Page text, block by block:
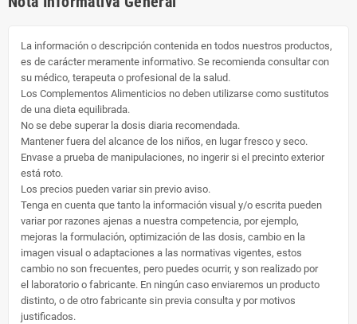
La información o descripción contenida en todos nuestros productos,
es de carácter meramente informativo. Se recomienda consultar con
su médico, terapeuta o profesional de la salud.
Los Complementos Alimenticios no deben utilizarse como sustitutos
de una dieta equilibrada.
No se debe superar la dosis diaria recomendada.
Mantener fuera del alcance de los niños, en lugar fresco y seco.
Envase a prueba de manipulaciones, no ingerir si el precinto exterior
está roto.
Los precios pueden variar sin previo aviso.
Tenga en cuenta que tanto la información visual y/o escrita pueden
variar por razones ajenas a nuestra competencia, por ejemplo,
mejoras la formulación, optimización de las dosis, cambio en la
imagen visual o adaptaciones a las normativas vigentes, estos
cambio no son frecuentes, pero puedes ocurrir, y son realizado por
el laboratorio o fabricante. En ningún caso enviaremos un producto
distinto, o de otro fabricante sin previa consulta y por motivos
justificados.